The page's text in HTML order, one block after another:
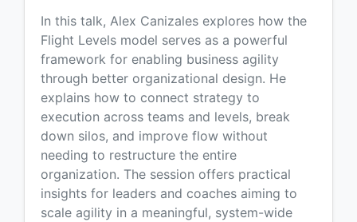
In this talk, Alex Canizales explores how the
Flight Levels model serves as a powerful
framework for enabling business agility
through better organizational design. He
explains how to connect strategy to
execution across teams and levels, break
down silos, and improve flow without
needing to restructure the entire
organization. The session offers practical
insights for leaders and coaches aiming to
scale agility in a meaningful, system-wide